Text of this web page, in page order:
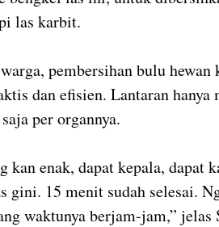
las karbit.
pembersihan bulu
dan efisien. Lantaran
per organnya.
kan enak, dapat kepala,
gini. 15 menit sudah selesai.
waktunya berjam-jam,” jelas